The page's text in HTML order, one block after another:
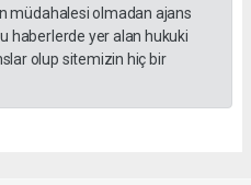
müdahalesi olmadan ajans
haberlerde yer alan hukuki
olup sitemizin hiç bir